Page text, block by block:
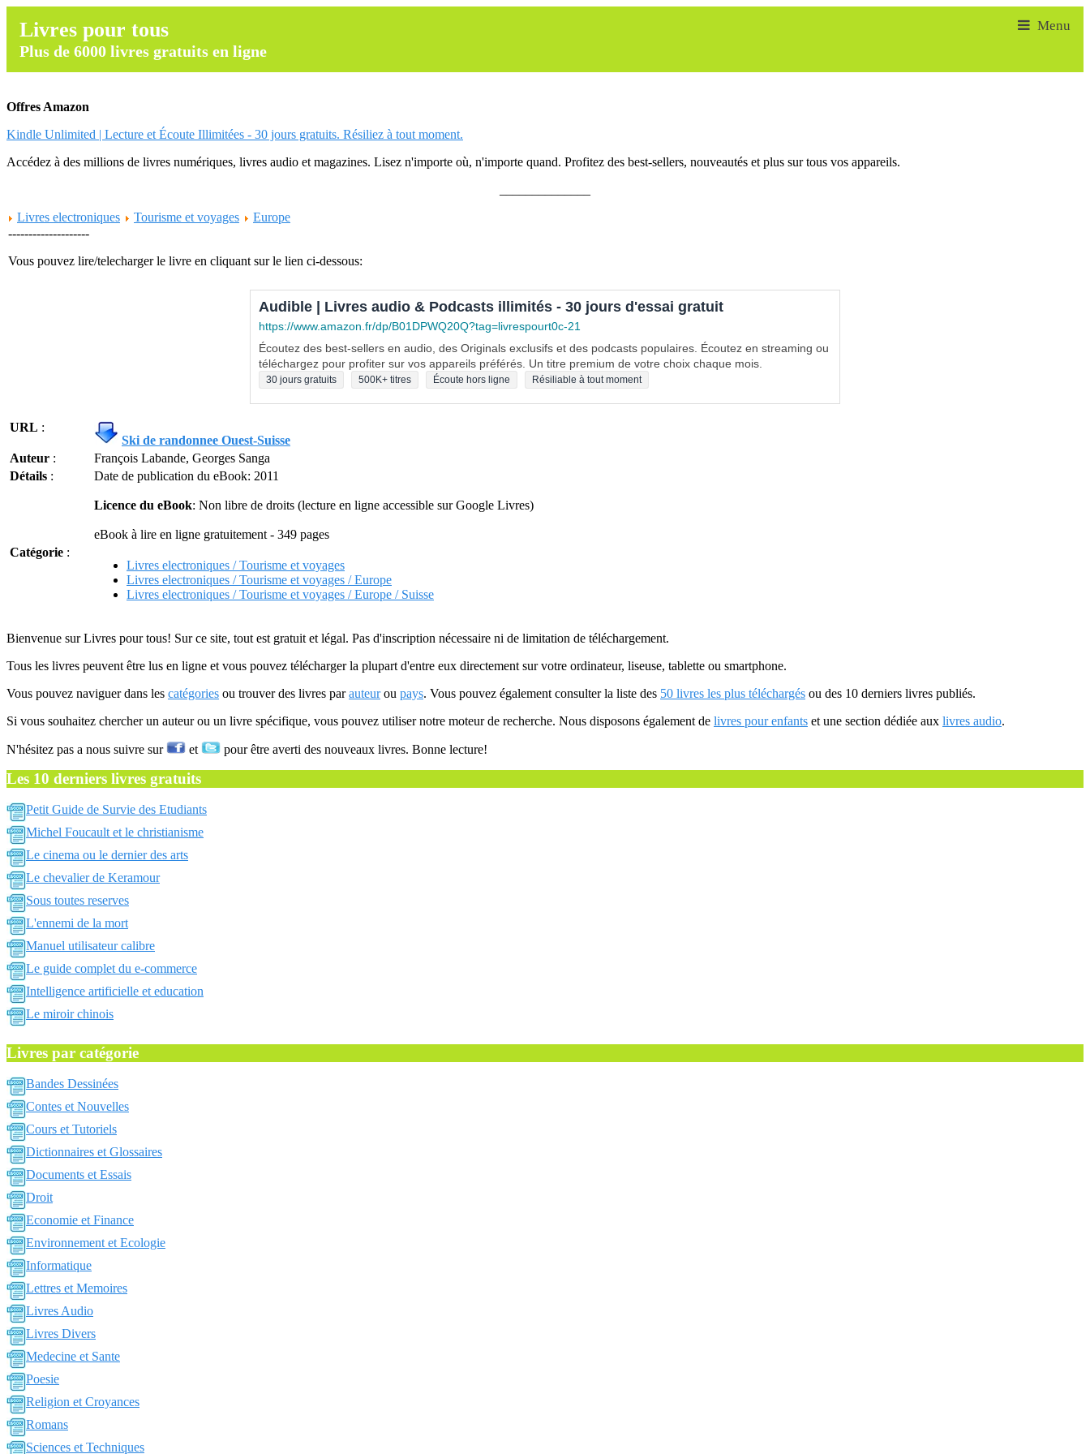
Livres pour tous
Plus de 6000 livres gratuits en ligne
Offres Amazon
Kindle Unlimited | Lecture et Écoute Illimitées - 30 jours gratuits. Résiliez à tout moment.
Accédez à des millions de livres numériques, livres audio et magazines. Lisez n'importe où, n'importe quand. Profitez des best-sellers, nouveautés et plus sur tous vos appareils.
Livres electroniques
Tourisme et voyages
Europe
--------------------
Vous pouvez lire/telecharger le livre en cliquant sur le lien ci-dessous:
Audible | Livres audio & Podcasts illimités - 30 jours d'essai gratuit
https://www.amazon.fr/dp/B01DPWQ20Q?tag=livrespourt0c-21
Écoutez des best-sellers en audio, des Originals exclusifs et des podcasts populaires. Écoutez en streaming ou
téléchargez pour profiter sur vos appareils préférés. Un titre premium de votre choix chaque mois.
30 jours gratuits 500K+ titres Écoute hors ligne Résiliable à tout moment
URL :
Ski de randonnee Ouest-Suisse
Auteur :
François Labande, Georges Sanga
Détails : Date de publication du eBook: 2011
Licence du eBook: Non libre de droits (lecture en ligne accessible sur Google Livres)
eBook à lire en ligne gratuitement - 349 pages
Catégorie :
Livres electroniques / Tourisme et voyages
Livres electroniques / Tourisme et voyages / Europe
Livres electroniques / Tourisme et voyages / Europe / Suisse
Bienvenue sur Livres pour tous! Sur ce site, tout est gratuit et légal. Pas d'inscription nécessaire ni de limitation de téléchargement.
Tous les livres peuvent être lus en ligne et vous pouvez télécharger la plupart d'entre eux directement sur votre ordinateur, liseuse, tablette ou smartphone.
Vous pouvez naviguer dans les catégories ou trouver des livres parauteurou pays. Vous pouvez également consulter la liste des 50 livres les plus téléchargés ou des 10 derniers livres publiés.
Si vous souhaitez chercher un auteur ou un livre spécifique, vous pouvez utiliser notre moteur de recherche. Nous disposons également de livres pour enfants et une section dédiée aux livres audio.
N'hésitez pas a nous suivre sur et pour être averti des nouveaux livres. Bonne lecture!
Les 10 derniers livres gratuits
Petit Guide de Survie des Etudiants
Michel Foucault et le christianisme
Le cinema ou le dernier des arts
Le chevalier de Keramour
Sous toutes reserves
L'ennemi de la mort
Manuel utilisateur calibre
Le guide complet du e-commerce
Intelligence artificielle et education
Le miroir chinois
Livres par catégorie
Bandes Dessinées
Contes et Nouvelles
Cours et Tutoriels
Dictionnaires et Glossaires
Documents et Essais
Droit
Economie et Finance
Environnement et Ecologie
Informatique
Lettres et Memoires
Livres Audio
Livres Divers
Medecine et Sante
Poesie
Religion et Croyances
Romans
Sciences et Techniques